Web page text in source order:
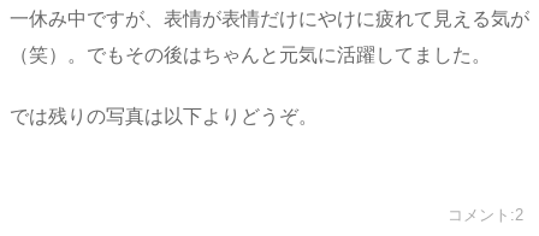
一休み中ですが、表情が表情だけにやけに疲れて見える気が
（笑）。でもその後はちゃんと元気に活躍してました。
では残りの写真は以下よりどうぞ。
コメント:2